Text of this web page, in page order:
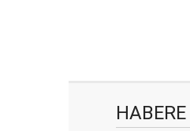
HABERE